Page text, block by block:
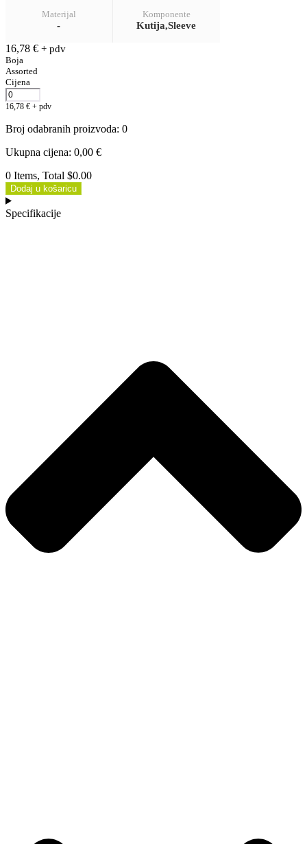
Materijal
-
Komponente
Kutija,Sleeve
16,78 € + pdv
Boja
Assorted
Cijena
16,78 € + pdv
Broj odabranih proizvoda: 0
Ukupna cijena: 0,00 €
0 Items, Total $0.00
Dodaj u košaricu
Specifikacije